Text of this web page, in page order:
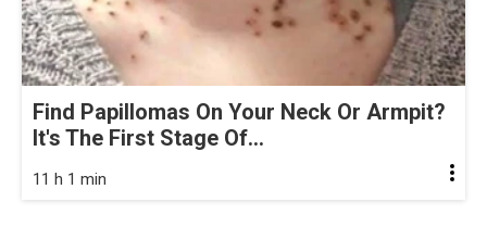
Find Papillomas On Your Neck Or Armpit?
It's The First Stage Of...
11 h 1 min